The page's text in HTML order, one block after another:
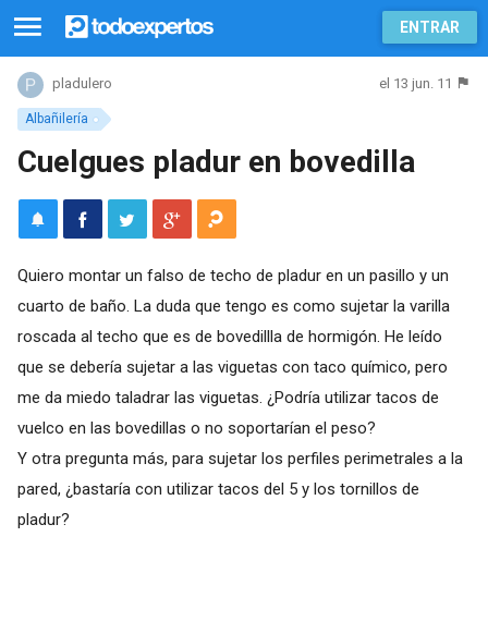
ENTRAR
Albañilería
pladulero el 13 jun. 11
Cuelgues pladur en bovedilla
Quiero montar un falso de techo de pladur en un pasillo y un
cuarto de baño. La duda que tengo es como sujetar la varilla
roscada al techo que es de bovedillla de hormigón. He leído
que se debería sujetar a las viguetas con taco químico, pero
me da miedo taladrar las viguetas. ¿Podría utilizar tacos de
vuelco en las bovedillas o no soportarían el peso?
Y otra pregunta más, para sujetar los perfiles perimetrales a la
pared, ¿bastaría con utilizar tacos del 5 y los tornillos de
pladur?